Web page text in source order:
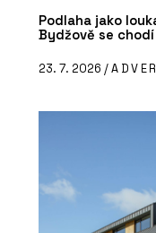
Podlaha jako
Bydžově se
23. 7. 2026 /